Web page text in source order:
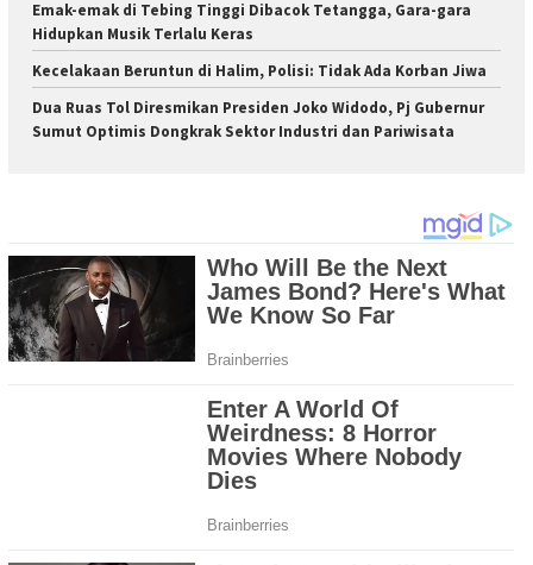
Emak-emak di Tebing Tinggi Dibacok Tetangga, Gara-gara
Hidupkan Musik Terlalu Keras
Kecelakaan Beruntun di Halim, Polisi: Tidak Ada Korban Jiwa
Dua Ruas Tol Diresmikan Presiden Joko Widodo, Pj Gubernur
Sumut Optimis Dongkrak Sektor Industri dan Pariwisata